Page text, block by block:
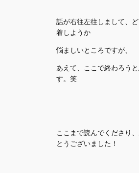
話が右往左往しまして、
着しようか
悩ましいところですが、
あえて、ここで終わろう
す。笑
ここまで読んでくださり
とうございました！